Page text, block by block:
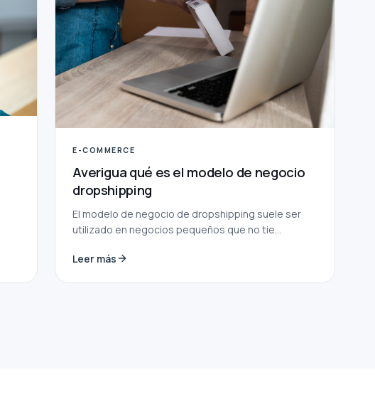
E-COMMERCE
Averigua qué es el modelo de negocio
dropshipping
El modelo de negocio de dropshipping suele ser
utilizado en negocios pequeños que no tie...
Leer más